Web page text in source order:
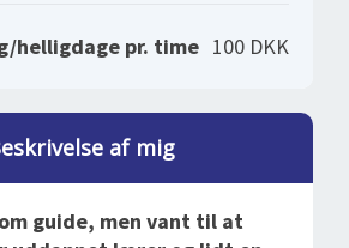
helligdage pr. time 100 DKK
af mig
guide, men vant til at